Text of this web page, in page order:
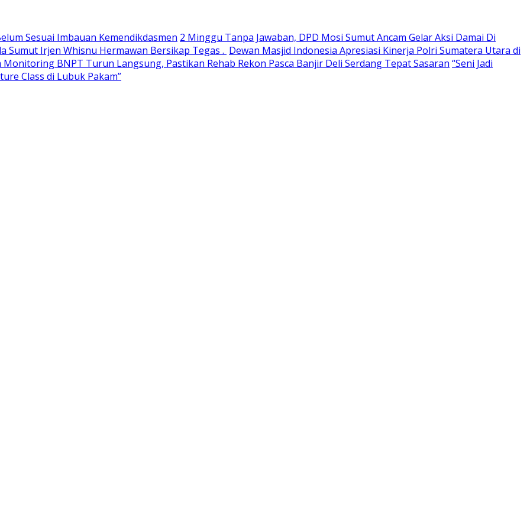
Sesuai Imbauan Kemendikdasmen 2 Minggu Tanpa Jawaban, DPD Mosi Sumut Ancam Gelar Aksi Damai Di
Irjen Whisnu Hermawan Bersikap Tegas . Dewan Masjid Indonesia Apresiasi Kinerja Polri Sumatera Utara di
Monitoring BNPT Turun Langsung, Pastikan Rehab Rekon Pasca Banjir Deli Serdang Tepat Sasaran “Seni Jadi
Class di Lubuk Pakam”